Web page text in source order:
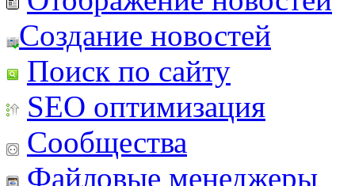
Создание новостей
Поиск по сайту
SEO оптимизация
Сообщества
Файловые менеджеры